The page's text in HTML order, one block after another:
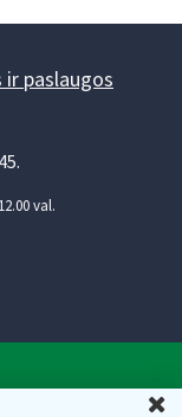
paslaugos
val.